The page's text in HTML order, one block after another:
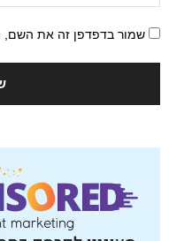
שמור בדפדפן זה את השם,